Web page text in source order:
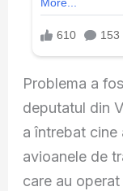
Problema a
deputatul din
a întrebat
avioanele de
care au